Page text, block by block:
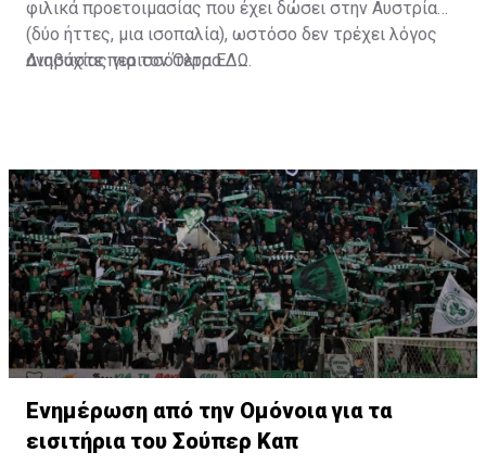
φιλικά προετοιμασίας που έχει δώσει στην Αυστρία
(δύο ήττες, μια ισοπαλία), ωστόσο δεν τρέχει λόγος
ανησυχίας για τον Όλτρα.
Διαβάστε περισσότεραΕΔΩ.
Ενημέρωση από την Ομόνοια για τα
εισιτήρια του Σούπερ Καπ